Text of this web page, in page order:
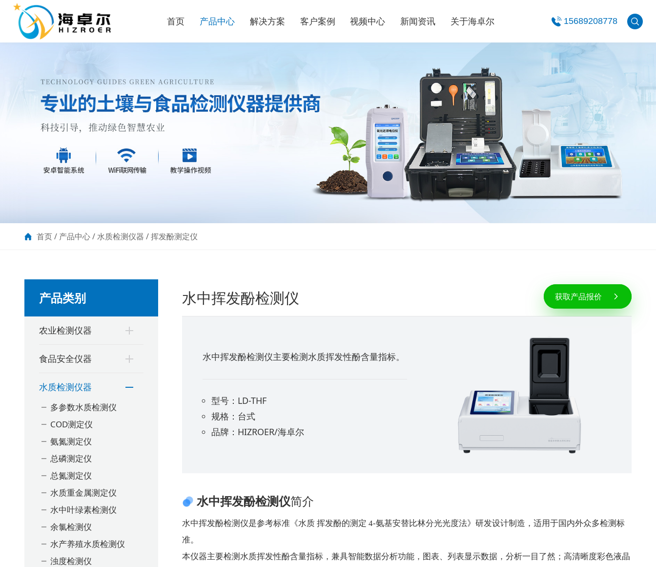
首页 产品中心 解决方案 客户案例 视频中心 新闻资讯 关于海卓尔 15689208778
首页/ 产品中心/水质检测仪器 /挥发酚测定仪
产品类别
农业检测仪器
食品安全仪器
水质检测仪器
多参数水质检测仪
COD测定仪
氨氮测定仪
总磷测定仪
总氮测定仪
水质重金属测定仪
水中叶绿素检测仪
余氯检测仪
水产养殖水质检测仪
浊度检测仪
水中挥发酚检测仪 获取产品报价
水中挥发酚检测仪主要检测水质挥发性酚含量指标。
型号：LD-THF
规格：台式
品牌：HIZROER/海卓尔
水中挥发酚检测仪简介
水中挥发酚检测仪是参考标准《水质 挥发酚的测定 4-氨基安替比林分光光度法》研发设计制造，适用于国内外众多检测标
准。
本仪器主要检测水质挥发性酚含量指标，兼具智能数据分析功能，图表、列表显示数据，分析一目了然；高清晰度彩色液晶